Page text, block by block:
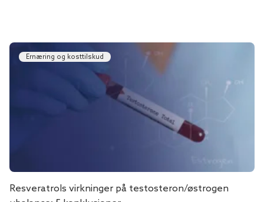
Ernæring og kosttilskud
Resveratrols virkninger på testosteron/østrogen